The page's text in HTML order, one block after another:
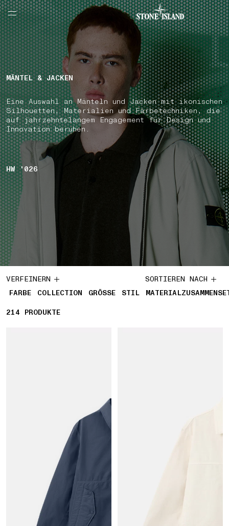
NAVIGATION.ARIA.GOTOMAINCONTENT
LABEL.SHOPPINGCOUNTRY SCHWEIZ
MÄNTEL & JACKEN
Eine Auswahl an Mänteln und Jacken mit ikonischen
Silhouetten, Materialien und Färbetechniken, die
auf jahrzehntelangem Engagement für Design und
Innovation beruhen.
HW '026
VERFEINERN
FARBE
COLLECTION GRÖSSE STIL
SORTIEREN NACH
214 214 PRODUKTE
PRODUKTE